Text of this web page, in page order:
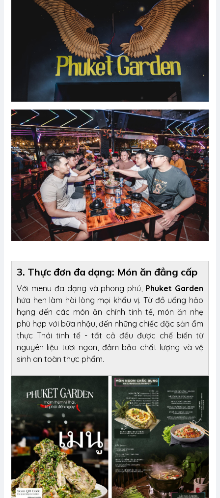
3. Thực đơn đa dạng: Món ăn đẳng cấp
Với menu đa dạng và phong phú, Phuket Garden
hứa hẹn làm hài lòng mọi khẩu vị. Từ đồ uống hảo
hạng đến các món ăn chính tinh tế, món ăn nhẹ
phù hợp với bữa nhậu, đến những chiếc đặc sản ẩm
thực Thái tinh tế - tất cả đều được chế biến từ
nguyên liệu tươi ngon, đảm bảo chất lượng và vệ
sinh an toàn thực phẩm.